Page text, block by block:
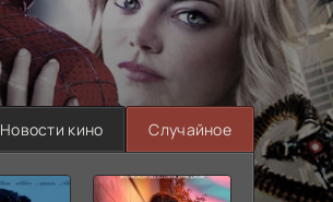
Новости кино Случайное